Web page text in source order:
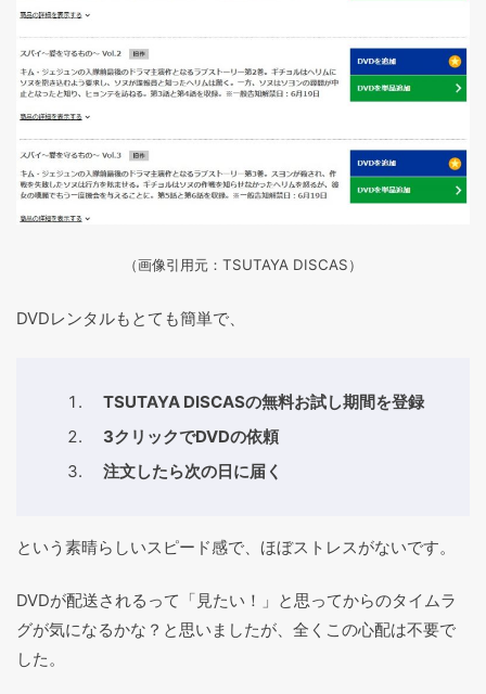
（画像引用元：TSUTAYA DISCAS）
DVDレンタルもとても簡単で、
TSUTAYA DISCASの無料お試し期間を登録
3クリックでDVDの依頼
注文したら次の日に届く
という素晴らしいスピード感で、ほぼストレスがないです。
DVDが配送されるって「見たい！」と思ってからのタイムラ
グが気になるかな？と思いましたが、全くこの心配は不要で
した。